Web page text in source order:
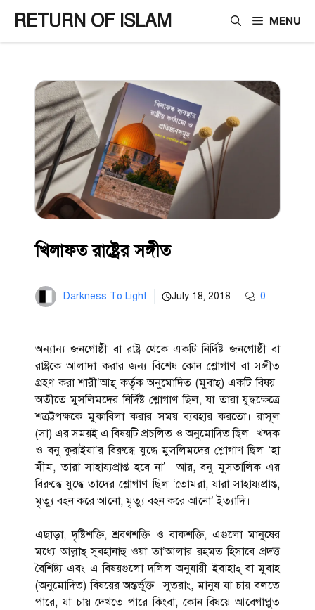
content
RETURN OF ISLAM MENU
খিলাফত রাষ্ট্রের সঙ্গীত
Darkness To Light July 18, 2018 0
অন্যান্য জনগোষ্ঠী বা রাষ্ট্র থেকে একটি নির্দিষ্ট জনগোষ্ঠী বা
রাষ্ট্রকে আলাদা করার জন্য বিশেষ কোন শ্লোগাণ বা সঙ্গীত
গ্রহণ করা শারী’আহ্ কর্তৃক অনুমোদিত (মুবাহ্) একটি বিষয়।
অতীতে মুসলিমদের নির্দিষ্ট শ্লোগাণ ছিল, যা তারা যুদ্ধক্ষেত্রে
শত্রট্টপক্ষকে মুকাবিলা করার সময় ব্যবহার করতো। রাসূল
(সা) এর সময়ই এ বিষয়টি প্রচলিত ও অনুমোদিত ছিল। খন্দক
ও বনু কুরাইযা’র বিরুদ্ধে যুদ্ধে মুসলিমদের শ্লোগাণ ছিল ‘হা
মীম, তারা সাহায্যপ্রাপ্ত হবে না’। আর, বনু মুসতালিক এর
বিরুদ্ধে যুদ্ধে তাদের শ্লোগাণ ছিল ‘তোমরা, যারা সাহায্যপ্রাপ্ত,
মৃত্যু বহন করে আনো, মৃত্যু বহন করে আনো’ ইত্যাদি।
এছাড়া, দৃষ্টিশক্তি, শ্রবণশক্তি ও বাকশক্তি, এগুলো মানুষের
মধ্যে আল্লাহ্ সুবহানাহু ওয়া তা’আলার রহমত হিসাবে প্রদত্ত
বৈশিষ্ট্য এবং এ বিষয়গুলো দলিল অনুযায়ী ইবাহাহ্ বা মুবাহ
(অনুমোদিত) বিষয়ের অন্তর্ভূক্ত। সুতরাং, মানুষ যা চায় বলতে
পারে, যা চায় দেখতে পারে কিংবা, কোন বিষয়ে আবেগাপ্লুত